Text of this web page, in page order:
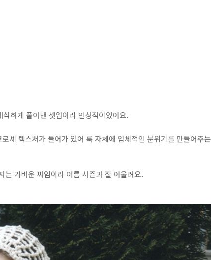
하게 풀어낸 셋업이라 인상적이었어요.
셰 텍스처가 들어가 있어 룩 자체에 입체적인 분위기를 만들어주는
는 가벼운 짜임이라 여름 시즌과 잘 어울려요.